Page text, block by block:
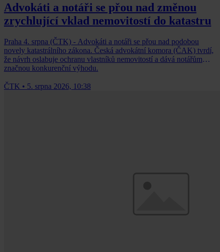
Advokáti a notáři se přou nad změnou
zrychlující vklad nemovitostí do katastru
Praha 4. srpna (ČTK) - Advokáti a notáři se přou nad podobou
novely katastrálního zákona. Česká advokátní komora (ČAK) tvrdí,
že návrh oslabuje ochranu vlastníků nemovitostí a dává notářům
značnou konkurenční výhodu.
ČTK • 5. srpna 2026, 10:38